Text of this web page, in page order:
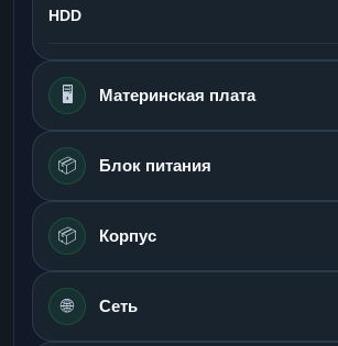
HDD
🖥️ Материнская плата
📦 Блок питания
📦 Корпус
🌐 Сеть